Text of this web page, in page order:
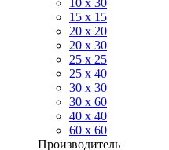
10 x 30
15 x 15
20 х 20
20 x 30
25 x 25
25 x 40
30 x 30
30 х 60
40 х 40
60 х 60
Производитель